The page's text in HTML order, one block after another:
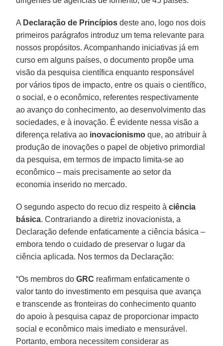
A Declaração de Princípios deste ano, logo nos dois
primeiros parágrafos introduz um tema relevante para
nossos propósitos. Acompanhando iniciativas já em
curso em alguns países, o documento propõe uma
visão da pesquisa científica enquanto responsável
por vários tipos de impacto, entre os quais o científico,
o social, e o econômico, referentes respectivamente
ao avanço do conhecimento, ao desenvolvimento das
sociedades, e à inovação. É evidente nessa visão a
diferença relativa ao inovacionismo que, ao atribuir à
produção de inovações o papel de objetivo primordial
da pesquisa, em termos de impacto limita-se ao
econômico – mais precisamente ao setor da
economia inserido no mercado.
O segundo aspecto do recuo diz respeito àciência
básica. Contrariando a diretriz inovacionista, a
Declaração defende enfaticamente a ciência básica –
embora tendo o cuidado de preservar o lugar da
ciência aplicada. Nos termos da Declaração:
“Os membros doGRC reafirmam enfaticamente o
valor tanto do investimento em pesquisa que avança
e transcende as fronteiras do conhecimento quanto
do apoio à pesquisa capaz de proporcionar impacto
social e econômico mais imediato e mensurável.
Portanto, embora necessitem considerar as